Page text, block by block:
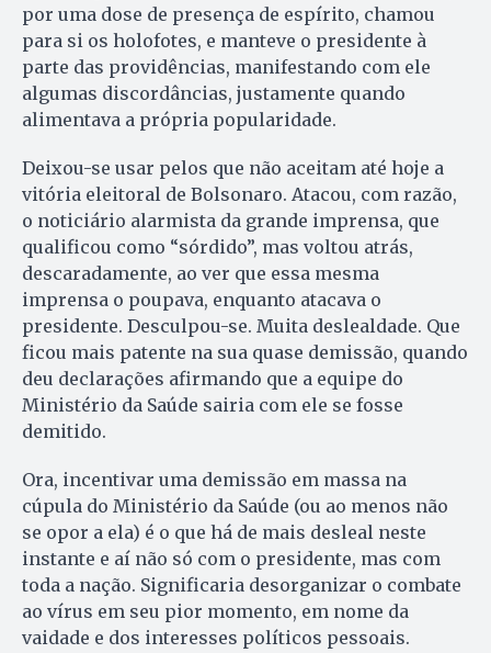
por uma dose de presença de espírito, chamou
para si os holofotes, e manteve o presidente à
parte das providências, manifestando com ele
algumas discordâncias, justamente quando
alimentava a própria popularidade.
Deixou-se usar pelos que não aceitam até hoje a
vitória eleitoral de Bolsonaro. Atacou, com razão,
o noticiário alarmista da grande imprensa, que
qualificou como “sórdido”, mas voltou atrás,
descaradamente, ao ver que essa mesma
imprensa o poupava, enquanto atacava o
presidente. Desculpou-se. Muita deslealdade. Que
ficou mais patente na sua quase demissão, quando
deu declarações afirmando que a equipe do
Ministério da Saúde sairia com ele se fosse
demitido.
Ora, incentivar uma demissão em massa na
cúpula do Ministério da Saúde (ou ao menos não
se opor a ela) é o que há de mais desleal neste
instante e aí não só com o presidente, mas com
toda a nação. Significaria desorganizar o combate
ao vírus em seu pior momento, em nome da
vaidade e dos interesses políticos pessoais.